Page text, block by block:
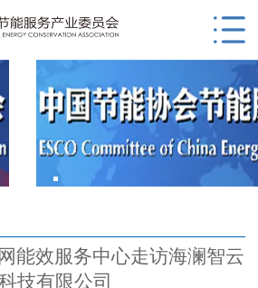
能效服务中心走访海澜智云
技有限公司